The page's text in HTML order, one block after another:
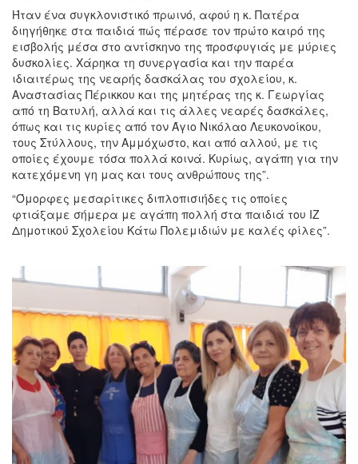
Ήταν ένα συγκλονιστικό πρωινό, αφού η κ. Πατέρα
διηγήθηκε στα παιδιά πώς πέρασε τον πρώτο καιρό της
εισβολής μέσα στο αντίσκηνο της προσφυγιάς με μύριες
δυσκολίες. Χάρηκα τη συνεργασία και την παρέα
ιδιαιτέρως της νεαρής δασκάλας του σχολείου, κ.
Αναστασίας Πέρικκου και της μητέρας της κ. Γεωργίας
από τη Βατυλή, αλλά και τις άλλες νεαρές δασκάλες,
όπως και τις κυρίες από τον Άγιο Νικόλαο Λευκονοίκου,
τους Στύλλους, την Αμμόχωστο, και από αλλού, με τις
οποίες έχουμε τόσα πολλά κοινά. Κυρίως, αγάπη για την
κατεχόμενη γη μας και τους ανθρώπους της”.
“Όμορφες μεσαρίτικες διπλοπισιήδες τις οποίες
φτιάξαμε σήμερα με αγάπη πολλή στα παιδιά του ΙΖ
Δημοτικού Σχολείου Κάτω Πολεμιδιών με καλές φίλες”.